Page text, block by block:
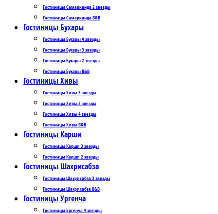
Гостиницы Самарканда 2 звезды
Гостиницы Самарканда B&B
Гостиницы Бухары
Гостиницы Бухары 4 звезды
Гостиницы Бухары 3 звезды
Гостиницы Бухары 2 звезды
Гостиницы Бухары B&B
Гостиницы Хивы
Гостиницы Хивы 3 звезды
Гостиницы Хивы 2 звезды
Гостиницы Хивы 4 звезды
Гостиницы Хивы B&B
Гостиницы Карши
Гостиницы Карши 3 звезды
Гостиницы Карши 2 звезды
Гостиницы Шахрисабза
Гостиницы Шахрисабза 3 звезды
Гостиницы Шахрисабза B&B
Гостиницы Ургенча
Гостиницы Ургенча 4 звезды